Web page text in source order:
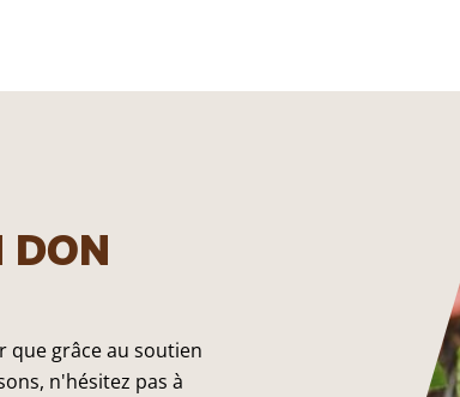
DON
que grâce au soutien
n'hésitez pas à